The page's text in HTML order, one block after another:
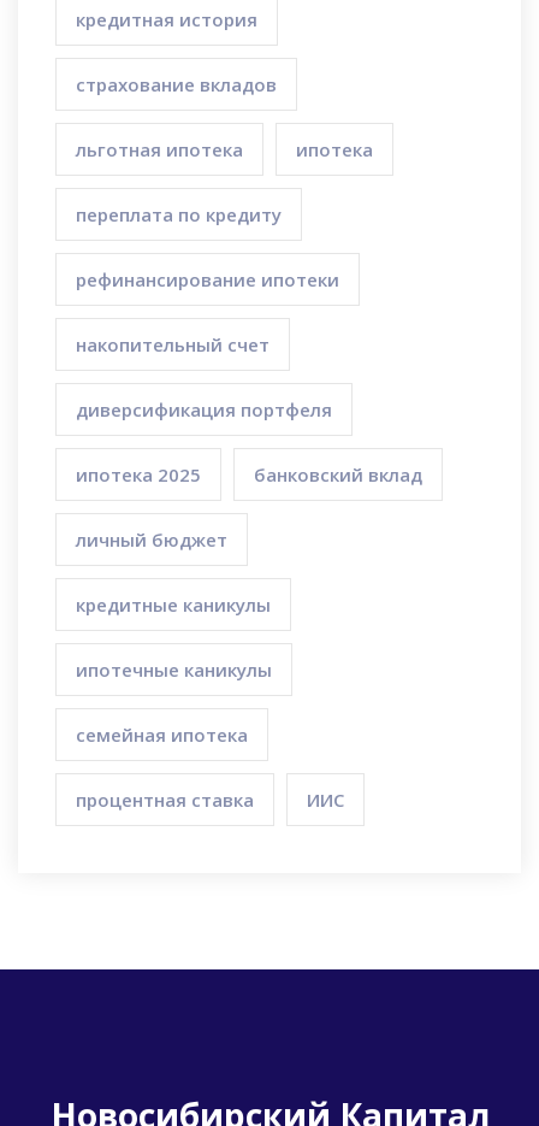
кредитная история
страхование вкладов
льготная ипотека ипотека
переплата по кредиту
рефинансирование ипотеки
накопительный счет
диверсификация портфеля
ипотека 2025 банковский вклад
личный бюджет
кредитные каникулы
ипотечные каникулы
семейная ипотека
процентная ставка ИИС
Новосибирский Капитал